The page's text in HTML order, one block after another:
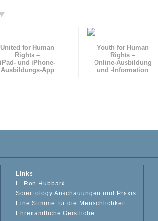
United for Human
Rights –
iPad- und iPhone-
Ausbildungs-App
Youth for Human
Rights –
Online-Ausbildung
und-Information
Links
L. Ron Hubbard
Scientology Anschauungen und Praxis
Eine Stimme für die Menschlichkeit
Ehrenamtliche Geistliche